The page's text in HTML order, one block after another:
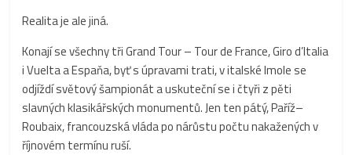
Realita je ale jiná.
Konají se všechny tři Grand Tour – Tour de France, Giro d’Italia
i Vuelta a Espaňa, byť s úpravami trati, v italské Imole se
odjíždí světový šampionát a uskuteční se i čtyři z pěti
slavných klasikářských monumentů. Jen ten pátý, Paříž–
Roubaix, francouzská vláda po nárůstu počtu nakažených v
říjnovém termínu ruší.